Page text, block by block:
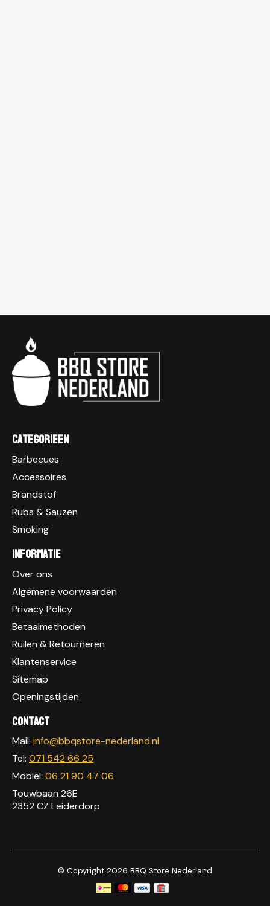
Categorieen
Barbecues
Accessoires
Brandstof
Rubs & Sauzen
Smoking
Informatie
Over ons
Algemene voorwaarden
Privacy Policy
Betaalmethoden
Ruilen & Retourneren
Klantenservice
Sitemap
Openingstijden
Contact
Mail: info@bbqstore-nederland.nl
Tel: 071 542 66 25
Mobiel: 06 21 90 47 06
Touwbaan 26E
2352 CZ Leiderdorp
© Copyright 2026 BBQ Store Nederland